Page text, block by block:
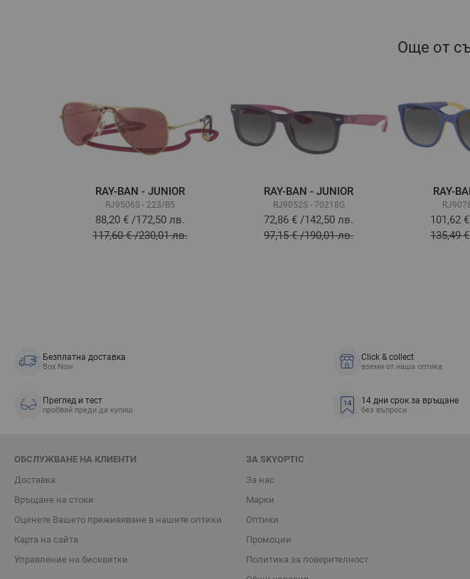
Още от
RAY-BAN - JUNIOR
RJ9506S - 223/B5
88,20 €/172,50 лв.
117,60 €/230,01 лв.
RAY-BAN - JUNIOR
RJ9052S - 70218G
72,86 € /142,50 лв.
97,15 €/190,01 лв.
RAY-
101,62 €
135,49 €
Безплатна доставка
Box Now
Click & collect
вземи от наша оптика
Преглед и тест
пробвай преди да купиш
14 дни срок за връщане
без въпроси
ОБСЛУЖВАНЕ НА КЛИЕНТИ
Доставка
Връщане на стоки
Oценете Вашето преживяване в нашите оптики
Карта на сайта
Управление на бисквитки
ЗА SKYOPTIC
За нас
Марки
Оптики
Промоции
Политика за поверителност